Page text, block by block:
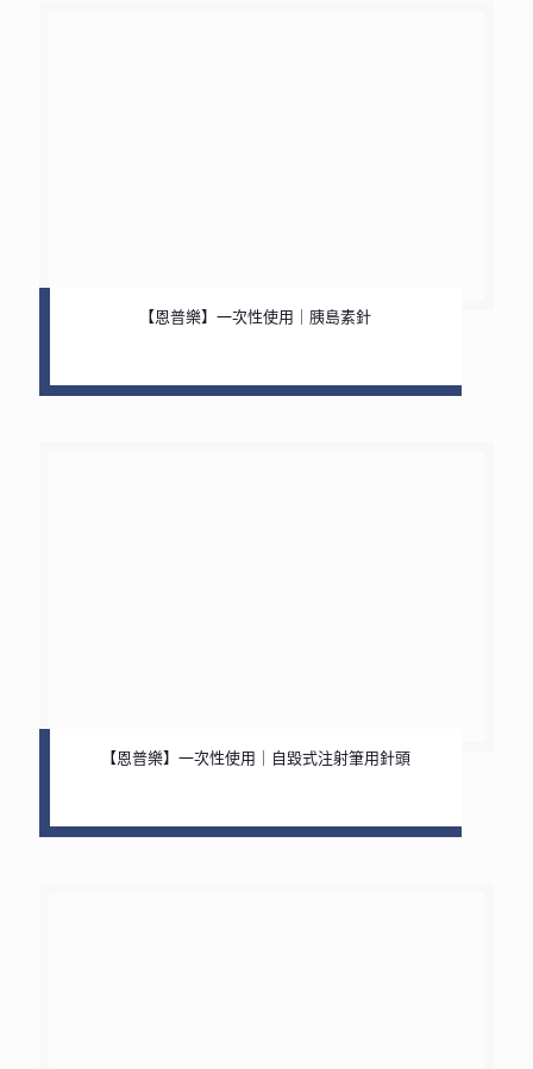
【恩普樂】一次性使用｜胰島素針
【恩普樂】一次性使用｜自毀式注射筆用針頭